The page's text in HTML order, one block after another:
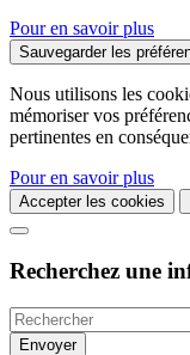
Pour en savoir plus
Sauvegarder les
Nous utilisons les
mémoriser vos
pertinentes en
Pour en savoir plus
Accepter les cookies
Recherchez une